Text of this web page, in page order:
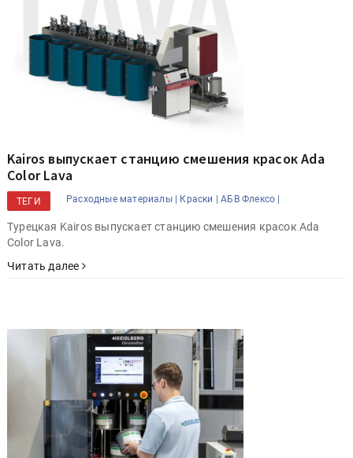
Kairos выпускает станцию смешения красок Ada
Color Lava
ТЕГИ Расходные материалы | Краски | АБВ Флексо |
Турецкая Kairos выпускает станцию смешения красок Ada
Color Lava.
Читать далее